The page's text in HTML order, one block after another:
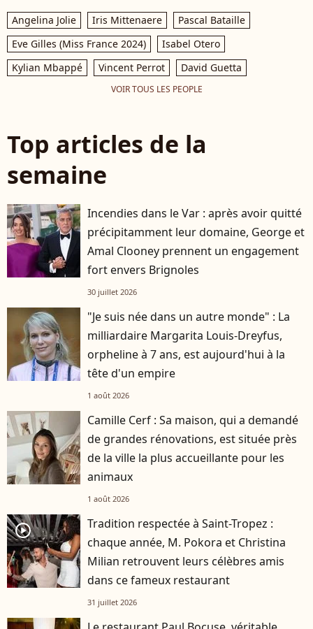
Angelina Jolie Iris Mittenaere
Pascal Bataille
Eve Gilles (Miss France 2024)
Isabel Otero
Kylian Mbappé
Vincent Perrot David Guetta
VOIR TOUS LES PEOPLE
Top articles de la
semaine
Incendies dans le Var : après avoir quitté
précipitamment leur domaine, George et
Amal Clooney prennent un engagement
fort envers Brignoles
30 juillet 2026
"Je suis née dans un autre monde" : La
milliardaire Margarita Louis-Dreyfus,
orpheline à 7 ans, est aujourd'hui à la
tête d'un empire
1 août 2026
Camille Cerf : Sa maison, qui a demandé
de grandes rénovations, est située près
de la ville la plus accueillante pour les
animaux
1 août 2026
player2
Tradition respectée à Saint-Tropez :
chaque année, M. Pokora et Christina
Milian retrouvent leurs célèbres amis
dans ce fameux restaurant
31 juillet 2026